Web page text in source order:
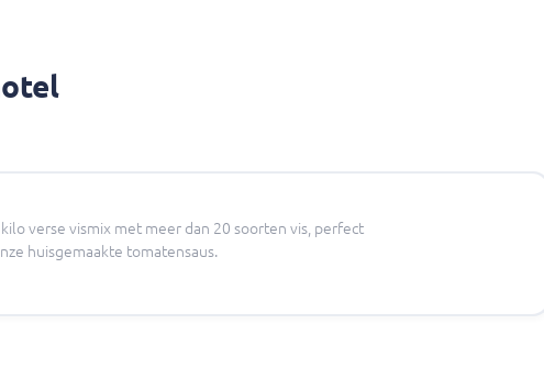
verse vismix met meer dan 20 soorten vis, perfect
huisgemaakte tomatensaus.